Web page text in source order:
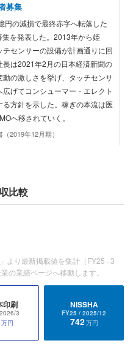
募集
円の減損で最終赤字へ転落した
を発表した。2013年から姫
センサーの設備が計画通りに回
長は2021年2月の日本経済新聞の
動の激しさを挙げ、タッチセンサ
げてコンシューマー・エレクト
る方針を示した。稼ぎの本流は医
へ移されていく。
2019年12月期）
比較
より最新掲載値を集計（FY25 · 3
の業績ページへ移動します。
印刷
3
万円
NISSHA
FY25 / 2025/12
742万円